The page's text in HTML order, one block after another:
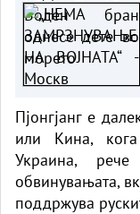
Пјонгјанг е
или Кина,
Украина,
обвинувањата,
поддржува